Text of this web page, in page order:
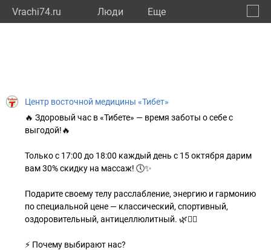
Vrachi74.ru Люди Eще
Центр восточной медицины «Тибет»
🔥 Здоровый час в «Тибете» — время заботы о себе с
выгодой!🔥
Только с 17:00 до 18:00 каждый день с 15 октября дарим
вам 30% скидку на массаж! 🕔✨
Подарите своему телу расслабление, энергию и гармонию
по специальной цене — классический, спортивный,
оздоровительный, антицеллюлитный. 🌿💆‍♀
⚡ Почему выбирают нас?